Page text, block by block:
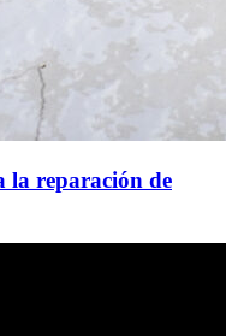
la reparación de